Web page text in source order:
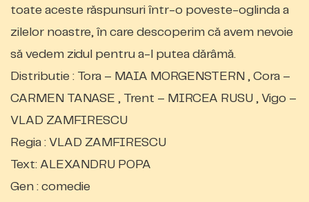
toate aceste răspunsuri într-o poveste-oglinda a
zilelor noastre, în care descoperim că avem nevoie
să vedem zidul pentru a-l putea dărâmă.
Distributie : Tora – MAIA MORGENSTERN , Cora –
CARMEN TANASE , Trent – MIRCEA RUSU , Vigo –
VLAD ZAMFIRESCU
Regia : VLAD ZAMFIRESCU
Text: ALEXANDRU POPA
Gen : comedie